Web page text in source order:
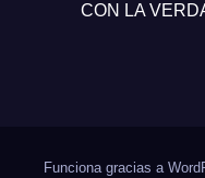
CON LA
Funciona gracias a